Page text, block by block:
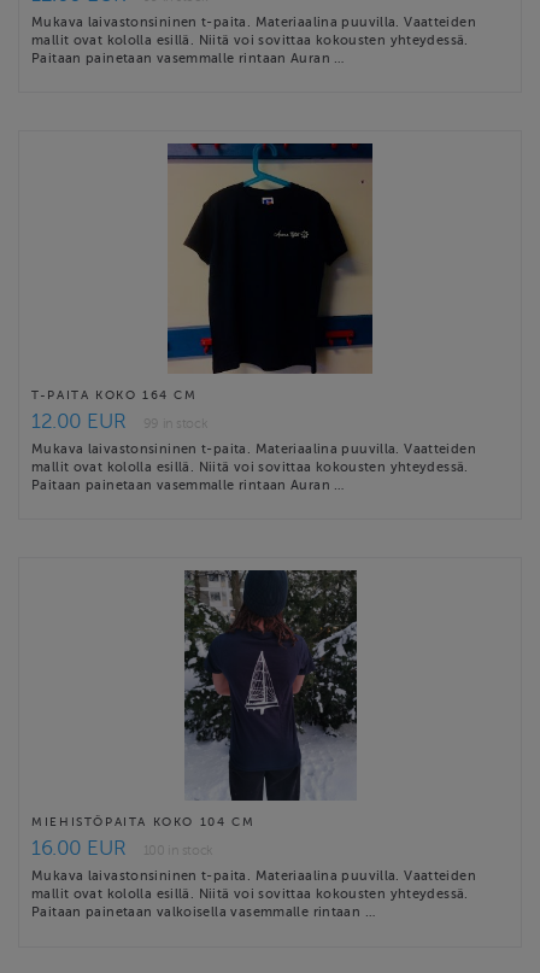
Mukava laivastonsininen t-paita. Materiaalina puuvilla. Vaatteiden
mallit ovat kololla esillä. Niitä voi sovittaa kokousten yhteydessä.
Paitaan painetaan vasemmalle rintaan Auran …
T-PAITA KOKO 164 CM
12.00 EUR
99 in stock
Mukava laivastonsininen t-paita. Materiaalina puuvilla. Vaatteiden
mallit ovat kololla esillä. Niitä voi sovittaa kokousten yhteydessä.
Paitaan painetaan vasemmalle rintaan Auran …
MIEHISTÖPAITA KOKO 104 CM
16.00 EUR
100 in stock
Mukava laivastonsininen t-paita. Materiaalina puuvilla. Vaatteiden
mallit ovat kololla esillä. Niitä voi sovittaa kokousten yhteydessä.
Paitaan painetaan valkoisella vasemmalle rintaan …